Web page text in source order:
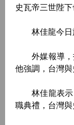
史瓦帝三世陛
林佳龍今日於
外媒報導，指
他強調，台灣
林佳龍表示，
職典禮，台灣